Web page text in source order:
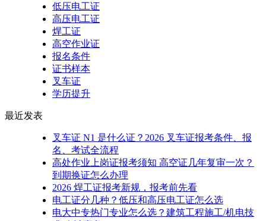
低压电工证
高压电工证
焊工证
高空作业证
报名条件
证书样本
叉车证
学历提升
最近发表
叉车证 N1 是什么证？2026 叉车证报考条件、报
名、考试全流程
​高处作业上岗证报考须知 高空证几年复审一次？
到期换证怎么办理
2026 焊工证报考新规，报考前先看
电工证分几种？低压和高压电工证怎么选
电大中专热门专业怎么选？建筑工程施工/机电技